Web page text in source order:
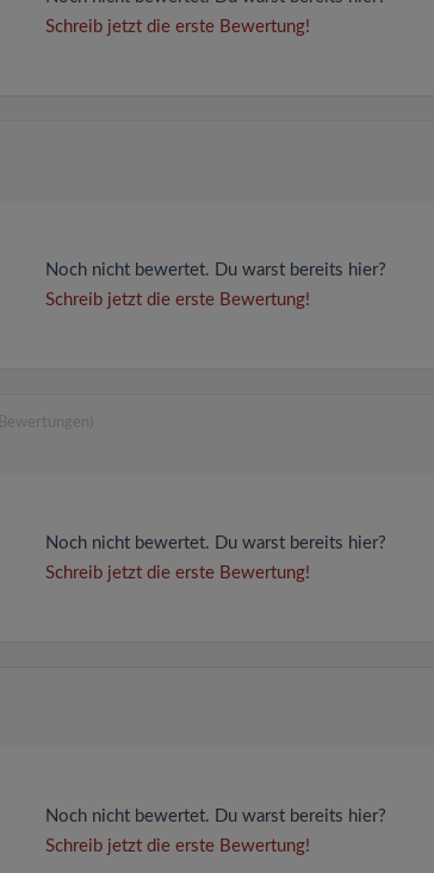
Schreib jetzt die erste Bewertung!
Noch nicht bewertet. Du warst bereits hier?
Schreib jetzt die erste Bewertung!
Bewertungen)
Noch nicht bewertet. Du warst bereits hier?
Schreib jetzt die erste Bewertung!
Noch nicht bewertet. Du warst bereits hier?
Schreib jetzt die erste Bewertung!